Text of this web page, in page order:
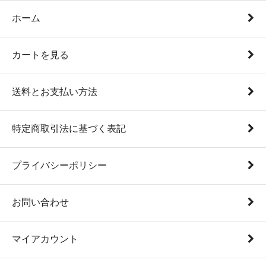
ホーム
カートを見る
送料とお支払い方法
特定商取引法に基づく表記
プライバシーポリシー
お問い合わせ
マイアカウント